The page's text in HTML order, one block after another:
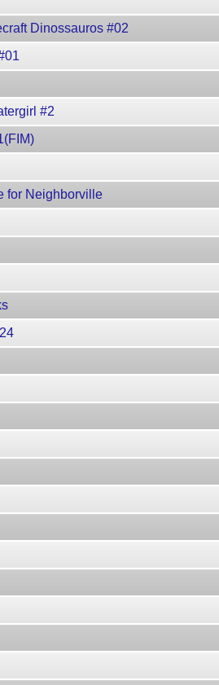
Dinossauros #02
#2
for Neighborville